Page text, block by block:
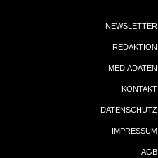
NEWSLETTER
REDAKTION
MEDIADATEN
KONTAKT
DATENSCHUTZ
IMPRESSUM
AGB